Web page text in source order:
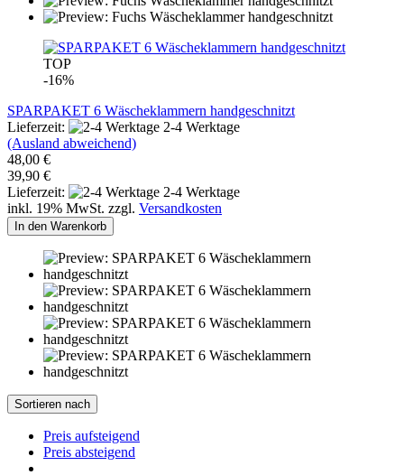
TOP
-16%
SPARPAKET 6 Wäscheklammern handgeschnitzt
Lieferzeit:
2-4 Werktage
(Ausland abweichend)
48,00 €
39,90 €
Lieferzeit:
2-4 Werktage
inkl. 19% MwSt. zzgl. Versandkosten
In den Warenkorb
Sortieren nach
Preis aufsteigend
Preis absteigend